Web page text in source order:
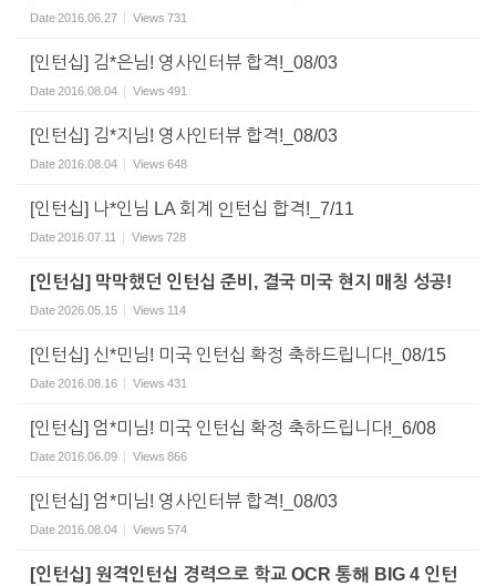
Date2016.06.27 Views 731
[인턴십] 김*은님! 영사인터뷰 합격!_08/03
Date2016.08.04 Views 491
[인턴십] 김*지님! 영사인터뷰 합격!_08/03
Date2016.08.04 Views 648
[인턴십] 나*인님 LA 회계 인턴십 합격!_7/11
Date2016.07.11 Views 728
[인턴십] 막막했던 인턴십 준비, 결국 미국 현지 매칭 성공!
Date2026.05.15 Views 114
[인턴십] 신*민님! 미국 인턴십 확정 축하드립니다!_08/15
Date2016.08.16 Views 431
[인턴십] 엄*미님! 미국 인턴십 확정 축하드립니다!_6/08
Date2016.06.09 Views 866
[인턴십] 엄*미님! 영사인터뷰 합격!_08/03
Date2016.08.04 Views 574
[인턴십] 원격인턴십 경력으로 학교 OCR 통해 BIG 4 인턴